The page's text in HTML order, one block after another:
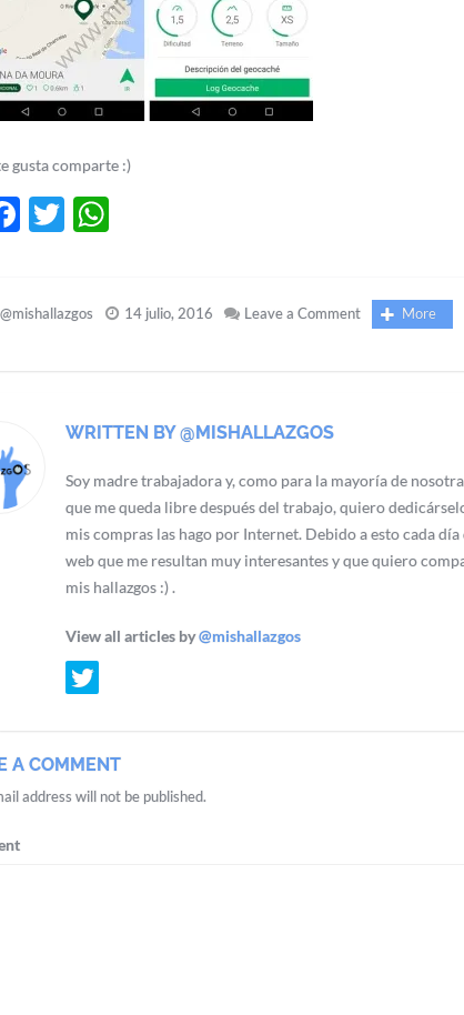
gusta comparte :)
Facebook
Twitter
@mishallazgos 14 julio, 2016 Leave a Comment More
WRITTEN BY @MISHALLAZGOS
Soy madre trabajadora y, como para la mayoría de
que me queda libre después del trabajo, quiero
mis compras las hago por Internet. Debido a esto cada
web que me resultan muy interesantes y que quiero
mis hallazgos :) .
View all articles by@mishallazgos
A COMMENT
address will not be published.